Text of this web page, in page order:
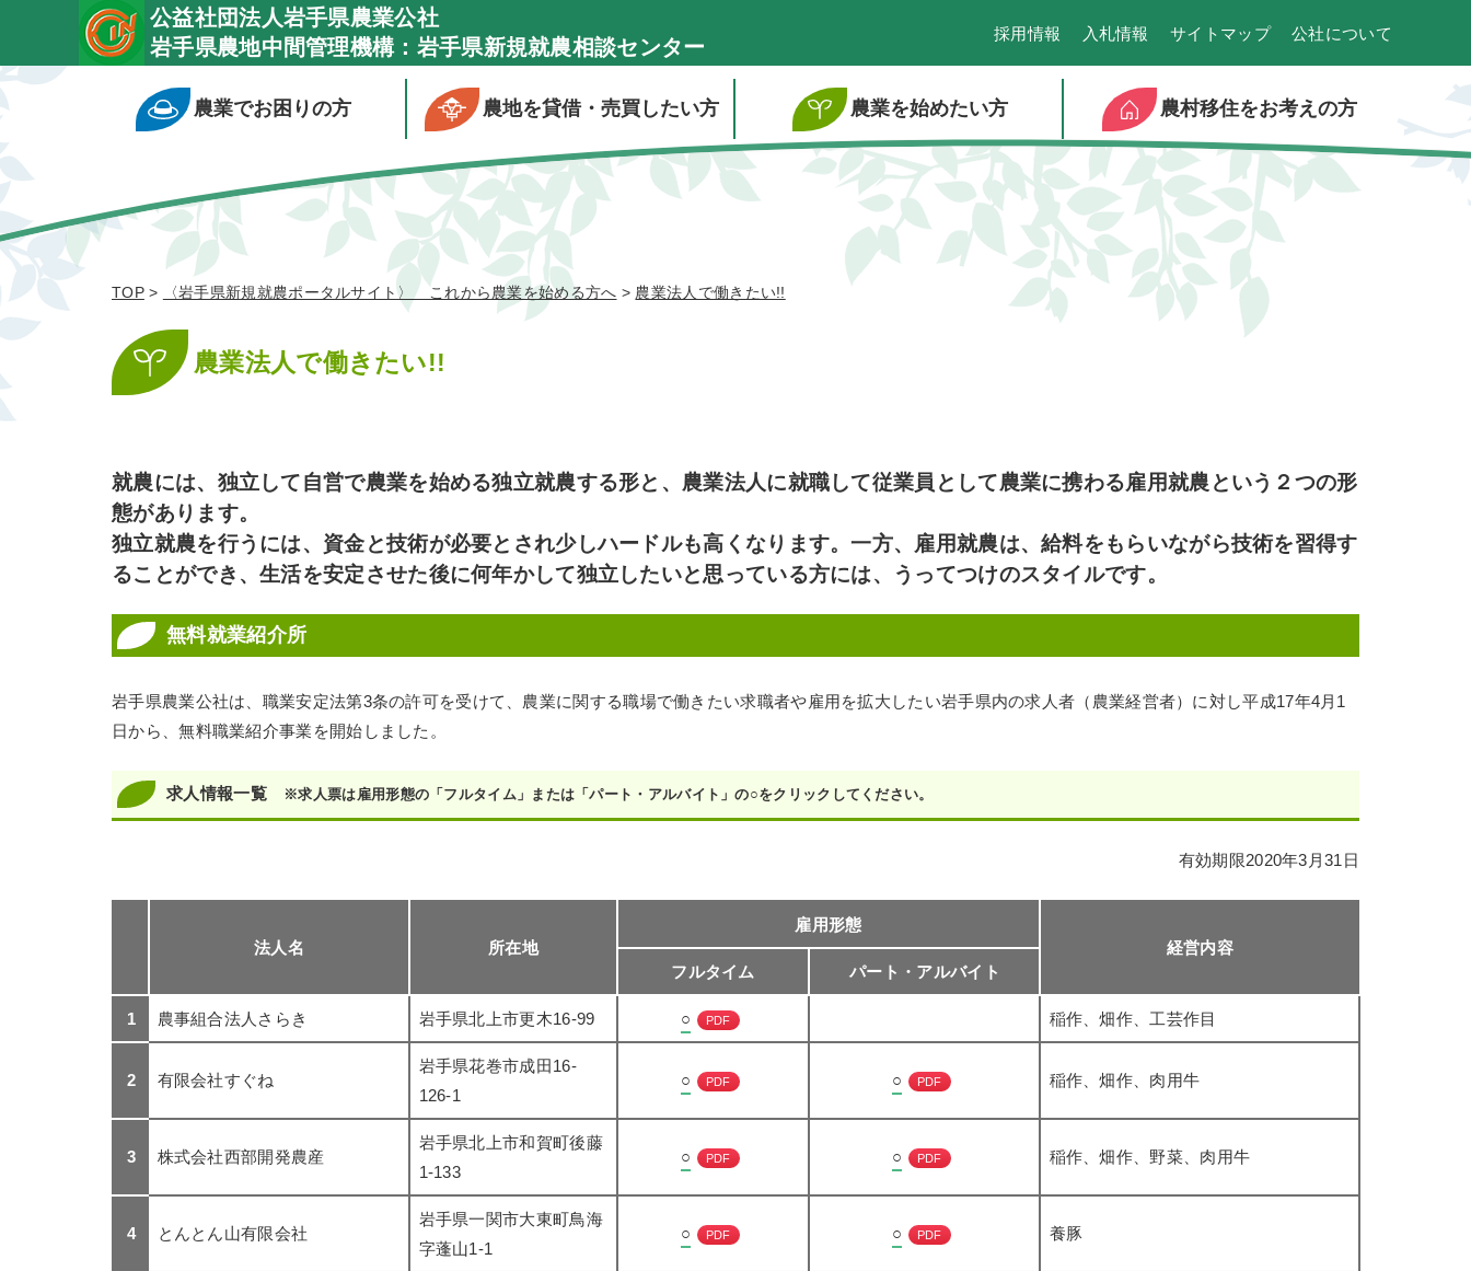
公益社団法人岩手県農業公社
岩手県農地中間管理機構：岩手県新規就農相談センター
採用情報 入札情報 サイトマップ 公社について
農業でお困りの方 農地を貸借・売買したい方 農業を始めたい方 農村移住をお考えの方
TOP> 〈岩手県新規就農ポータルサイト〉 これから農業を始める方へ > 農業法人で働きたい!!
農業法人で働きたい!!
就農には、独立して自営で農業を始める独立就農する形と、農業法人に就職して従業員として農業に携わる雇用就農という２つの形
態があります。
独立就農を行うには、資金と技術が必要とされ少しハードルも高くなります。一方、雇用就農は、給料をもらいながら技術を習得す
ることができ、生活を安定させた後に何年かして独立したいと思っている方には、うってつけのスタイルです。
無料就業紹介所
岩手県農業公社は、職業安定法第3条の許可を受けて、農業に関する職場で働きたい求職者や雇用を拡大したい岩手県内の求人者（農業経営者）に対し平成17年4月1
日から、無料職業紹介事業を開始しました。
求人情報一覧 ※求人票は雇用形態の「フルタイム」または「パート・アルバイト」の○をクリックしてください。
有効期限2020年3月31日
法人名 所在地
雇用形態
経営内容
フルタイム
パート・アルバイト
1 農事組合法人さらき 岩手県北上市更木16-99 ○ PDF 稲作、畑作、工芸作目
2 有限会社すぐね
岩手県花巻市成田16-
126-1
○ PDF ○ PDF 稲作、畑作、肉用牛
3 株式会社西部開発農産
岩手県北上市和賀町後藤
1-133
○ PDF ○ PDF 稲作、畑作、野菜、肉用牛
4 とんとん山有限会社
岩手県一関市大東町鳥海
字蓬山1-1
○ PDF ○ PDF 養豚